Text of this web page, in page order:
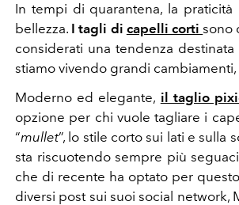
In tempi di quarantena, la
bellezza. I tagli di capelli corti sono
considerati una tendenza
stiamo vivendo grandi
Moderno ed elegante, il taglio
opzione per chi vuole tagliare i
“mullet”, lo stile corto sui lati e
sta riscuotendo sempre più
che di recente ha optato per
diversi post sui suoi social network,